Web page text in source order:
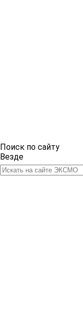
Поиск по сайту
Везде